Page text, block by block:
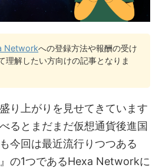
Networkへの登録方法や報酬の受け
理解したい方向けの記事となりま
り上がりを見せてきています
るとまだまだ仮想通貨後進国
今回は最近流行りつつある
』の1つであるHexa Networkに